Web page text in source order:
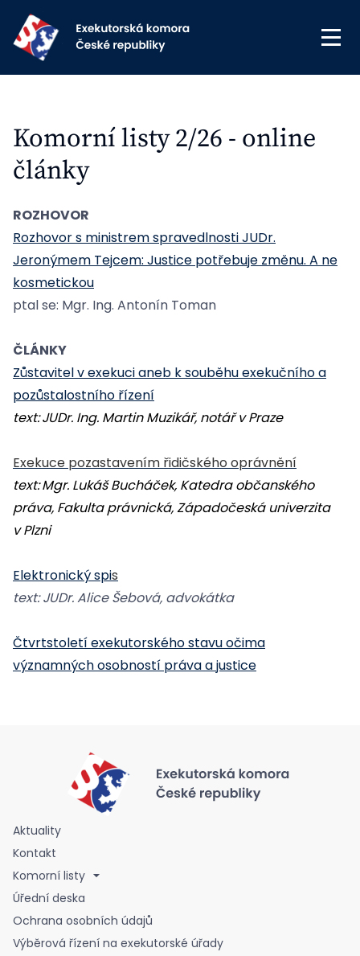
Komorní listy 2/26 - online
články
ROZHOVOR
Rozhovor s ministrem spravedlnosti JUDr.
Jeronýmem Tejcem: Justice potřebuje změnu. A ne
kosmetickou
ptal se: Mgr. Ing. Antonín Toman
ČLÁNKY
Zůstavitel v exekuci aneb k souběhu exekučního a
pozůstalostního řízení
text:JUDr. Ing. Martin Muzikář, notář v Praze
Exekuce pozastavením řidičského oprávnění
text:Mgr. Lukáš Bucháček, Katedra občanského
práva, Fakulta právnická, Západočeská univerzita
v Plzni
Elektronický spis
text:JUDr. Alice Šebová, advokátka
Čtvrtstoletí exekutorského stavu očima
významných osobností práva a justice
Aktuality
Kontakt
Komorní listy
Úřední deska
Ochrana osobních údajů
Výběrová řízení na exekutorské úřady